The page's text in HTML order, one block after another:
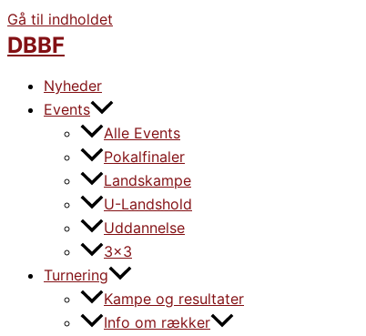
Gå til indholdet
DBBF
Nyheder
Events
Alle Events
Pokalfinaler
Landskampe
U-Landshold
Uddannelse
3×3
Turnering
Kampe og resultater
Info om rækker